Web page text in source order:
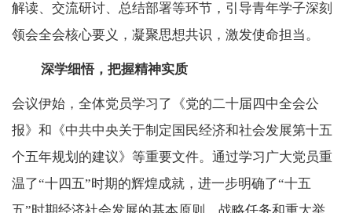
解读、交流研讨、总结部署等环节，引导青年学子深刻
领会全会核心要义，凝聚思想共识，激发使命担当。
深学细悟，把握精神实质
会议伊始，全体党员学习了《党的二十届四中全会公
报》和《中共中央关于制定国民经济和社会发展第十五
个五年规划的建议》等重要文件。通过学习广大党员重
温了“十四五”时期的辉煌成就，进一步明确了“十五